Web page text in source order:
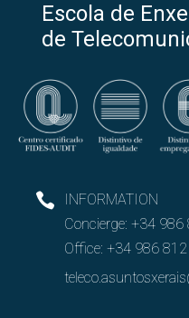
Additional information
Escola de
de
INFORMATION
Concierge: +34 986
Office: +34 986 812